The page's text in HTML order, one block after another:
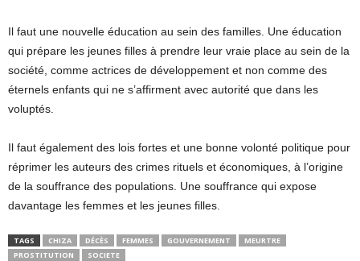
Il faut une nouvelle éducation au sein des familles. Une éducation
qui prépare les jeunes filles à prendre leur vraie place au sein de la
société, comme actrices de développement et non comme des
éternels enfants qui ne s’affirment avec autorité que dans les
voluptés.
Il faut également des lois fortes et une bonne volonté politique pour
réprimer les auteurs des crimes rituels et économiques, à l’origine
de la souffrance des populations. Une souffrance qui expose
davantage les femmes et les jeunes filles.
TAGS CHIZA DÉCÈS FEMMES GOUVERNEMENT
MEURTRE
PROSTITUTION
SOCIETE